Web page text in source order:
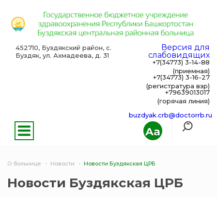
Aa
452710, Буздякский район, с.
Буздяк, ул. Ахмадеева, д. 31
Версия для
слабовидящих
+7(34773) 3-14-88
(приемная)
+7(34773) 3-16-27
(регистратура взр)
+79639013017
(горячая линия)
buzdyak.crb@doctorrb.ru
О больнице Новости Новости Буздякская ЦРБ
Новости Буздякская ЦРБ